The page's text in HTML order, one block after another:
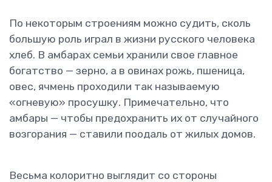
По некоторым строениям можно судить, сколь
большую роль играл в жизни русского человека
хлеб. В амбарах семьи хранили свое главное
богатство — зерно, а в овинах рожь, пшеница,
овес, ячмень проходили так называемую
«огневую» просушку. Примечательно, что
амбары — чтобы предохранить их от случайного
возгорания — ставили поодаль от жилых домов.
Весьма колоритно выглядит со стороны